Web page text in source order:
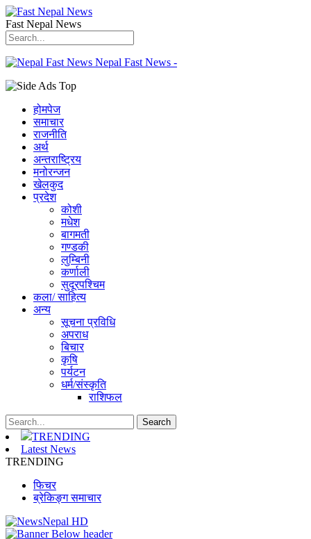
Fast Nepal News
Nepal Fast News -
होमपेज
समाचार
राजनीति
अर्थ
अन्तराष्ट्रिय
मनोरन्जन
खेलकुद
प्रदेश
कोशी
मधेश
बागमती
गण्डकी
लुम्बिनी
कर्णाली
सुदूरपश्चिम
कला/ साहित्य
अन्य
सूचना प्रविधि
अपराध
बिचार
कृषि
पर्यटन
धर्म/संस्कृति
राशिफल
TRENDING
Latest News
TRENDING
फिचर
ब्रेकिङ्ग समाचार